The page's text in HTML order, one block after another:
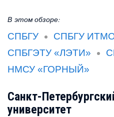
В этом обзоре:
СПБГУ СПБГУ
СПБГЭТУ «ЛЭТИ»
НМСУ «ГОРНЫЙ»
Санкт-
университет